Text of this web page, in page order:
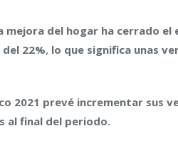
mejora del hogar ha cerrado el
22%, lo que significa unas
2021 prevé incrementar sus
al final del periodo.